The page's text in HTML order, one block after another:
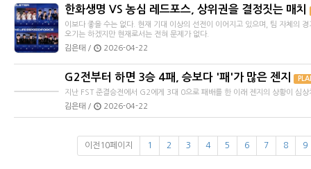
한화생명 VS 농심 레드포스, 상위권을 결정짓는 매치
이보다 좋을 수는 없다. 현재 기대 이상의 선전이 이어지고 있으며, 팀 자체의
G2전부터 하면 3승 4패, 승보다 '패'가 많은 젠지
이전10페이지 1 2 3 4 5 6 7 8 9